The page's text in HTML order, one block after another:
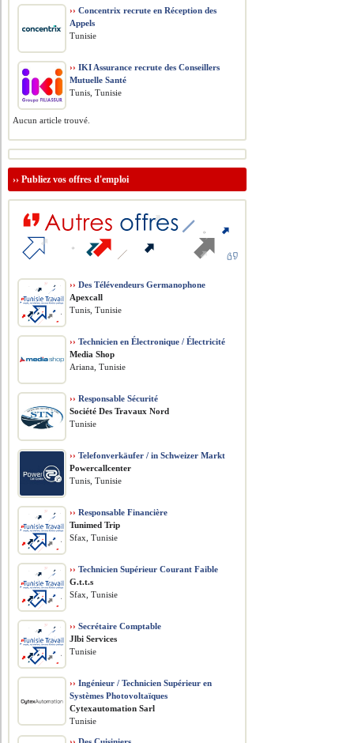
›› Concentrix recrute en Réception des
Appels
Tunisie
›› IKI Assurance recrute des Conseillers
Mutuelle Santé
Tunis, Tunisie
Aucun article trouvé.
››Publiez vos offres d'emploi
›› Des Télévendeurs Germanophone
Apexcall
Tunis, Tunisie
›› Technicien en Électronique / Électricité
Media Shop
Ariana, Tunisie
›› Responsable Sécurité
Société Des Travaux Nord
Tunisie
›› Telefonverkäufer / in Schweizer Markt
Powercallcenter
Tunis, Tunisie
›› Responsable Financière
Tunimed Trip
Sfax, Tunisie
›› Technicien Supérieur Courant Faible
G.t.t.s
Sfax, Tunisie
›› Secrétaire Comptable
Jlbi Services
Tunisie
›› Ingénieur / Technicien Supérieur en
Systèmes Photovoltaïques
Cytexautomation Sarl
Tunisie